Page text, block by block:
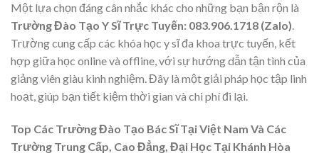
Một lựa chọn đáng cân nhắc khác cho những bạn bận rộn là
Trường Đào Tạo Y Sĩ Trực Tuyến: 083.906.1718 (Zalo).
Trường cung cấp các khóa học y sĩ đa khoa trực tuyến, kết
hợp giữa học online và offline, với sự hướng dẫn tận tình của
giảng viên giàu kinh nghiệm. Đây là một giải pháp học tập linh
hoạt, giúp bạn tiết kiệm thời gian và chi phí đi lại.
Top Các Trường Đào Tạo Bác Sĩ Tại Việt Nam Và Các
Trường Trung Cấp, Cao Đẳng, Đại Học Tại Khánh Hòa